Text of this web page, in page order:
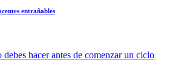
entrañables